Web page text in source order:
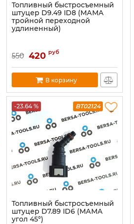
Топливный быстросъемный
штуцер D9.49 ID8 (МАМА
тройной переходной
удлиненный)
550 420 руб
В корзину
-23.64 % BT02124
Топливный быстросъемный
штуцер D7.89 ID6 (МАМА
угол 45°)